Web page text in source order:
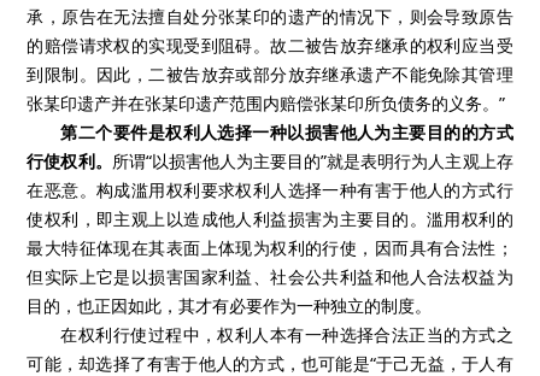
承，原告在无法擅自处分张某印的遗产的情况下，则会导致原告
的赔偿请求权的实现受到阻碍。故二被告放弃继承的权利应当受
到限制。因此，二被告放弃或部分放弃继承遗产不能免除其管理
张某印遗产并在张某印遗产范围内赔偿张某印所负债务的义务。”
第二个要件是权利人选择一种以损害他人为主要目的的方式
行使权利。 所谓“以损害他人为主要目的”就是表明行为人主观上存
在恶意。构成滥用权利要求权利人选择一种有害于他人的方式行
使权利，即主观上以造成他人利益损害为主要目的。滥用权利的
最大特征体现在其表面上体现为权利的行使，因而具有合法性；
但实际上它是以损害国家利益、社会公共利益和他人合法权益为
目的，也正因如此，其才有必要作为一种独立的制度。
在权利行使过程中，权利人本有一种选择合法正当的方式之
可能，却选择了有害于他人的方式，也可能是“于己无益，于人有